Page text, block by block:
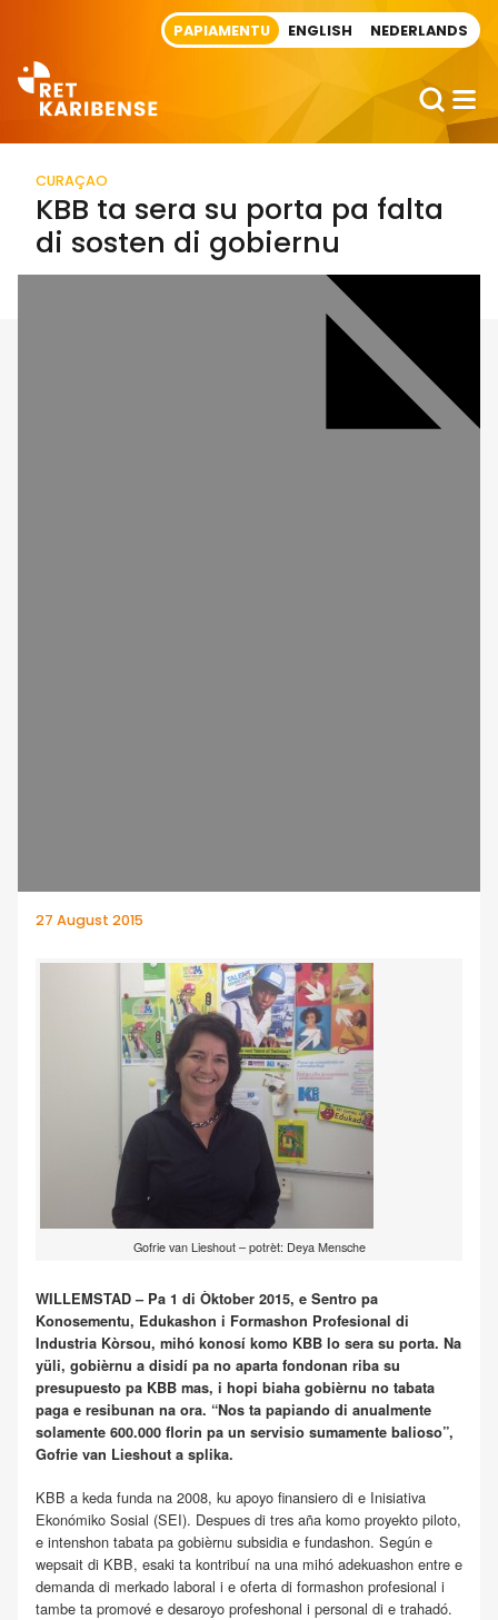
PAPIAMENTU ENGLISH NEDERLANDS
CURAÇAO
KBB ta sera su porta pa falta
di sosten di gobiernu
27 August 2015
Gofrie van Lieshout – potrèt: Deya Mensche
WILLEMSTAD – Pa 1 di Òktober 2015, e Sentro pa
Konosementu, Edukashon i Formashon Profesional di
Industria Kòrsou, mihó konosí komo KBB lo sera su porta. Na
yüli, gobièrnu a disidí pa no aparta fondonan riba su
presupuesto pa KBB mas, i hopi biaha gobièrnu no tabata
paga e resibunan na ora. “Nos ta papiando di anualmente
solamente 600.000 florin pa un servisio sumamente balioso”,
Gofrie van Lieshout a splika.
KBB a keda funda na 2008, ku apoyo finansiero di e Inisiativa
Ekonómiko Sosial (SEI). Despues di tres aña komo proyekto piloto,
e intenshon tabata pa gobièrnu subsidia e fundashon. Según e
wepsait di KBB, esaki ta kontribuí na una mihó adekuashon entre e
demanda di merkado laboral i e oferta di formashon profesional i
tambe ta promové e desaroyo profeshonal i personal di e trahadó.